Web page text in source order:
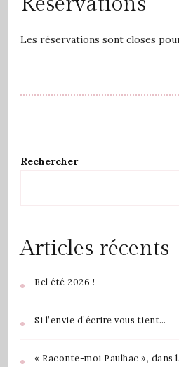
Les réservations sont closes
Rechercher
Articles récents
Bel été 2026 !
Si l’envie d’écrire vous tient…
« Raconte-moi Paulhac », dans